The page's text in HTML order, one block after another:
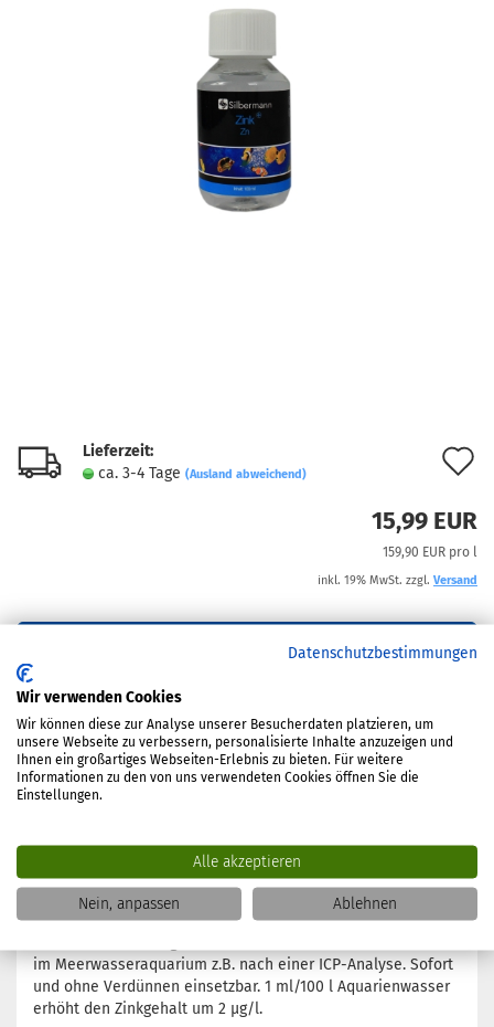
Lieferzeit:
ca. 3-4 Tage (Ausland abweichend)
15,99 EUR
159,90 EUR pro l
inkl. 19% MwSt. zzgl. Versand
In den Warenkorb
Frage zum Produkt
BESCHREIBUNG
im Meerwasseraquarium z.B. nach einer ICP-Analyse. Sofort
und ohne Verdünnen einsetzbar. 1 ml/100 l Aquarienwasser
erhöht den Zinkgehalt um 2 µg/l.
Datenschutzbestimmungen
Wir verwenden Cookies
Wir können diese zur Analyse unserer Besucherdaten platzieren, um
unsere Webseite zu verbessern, personalisierte Inhalte anzuzeigen und
Ihnen ein großartiges Webseiten-Erlebnis zu bieten. Für weitere
Informationen zu den von uns verwendeten Cookies öffnen Sie die
Einstellungen.
Alle akzeptieren
Nein, anpassen Ablehnen